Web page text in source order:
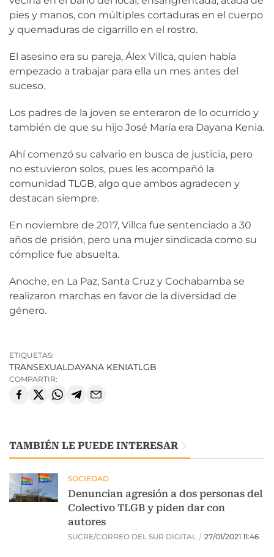
pies y manos, con múltiples cortaduras en el cuerpo
y quemaduras de cigarrillo en el rostro.
El asesino era su pareja, Álex Villca, quien había
empezado a trabajar para ella un mes antes del
suceso.
Los padres de la joven se enteraron de lo ocurrido y
también de que su hijo José María era Dayana Kenia.
Ahí comenzó su calvario en busca de justicia, pero
no estuvieron solos, pues les acompañó la
comunidad TLGB, algo que ambos agradecen y
destacan siempre.
En noviembre de 2017, Villca fue sentenciado a 30
años de prisión, pero una mujer sindicada como su
cómplice fue absuelta.
Anoche, en La Paz, Santa Cruz y Cochabamba se
realizaron marchas en favor de la diversidad de
género.
ETIQUETAS:
TRANSEXUALDAYANA KENIATLGB
COMPARTIR:
TAMBIÉN LE PUEDE INTERESAR